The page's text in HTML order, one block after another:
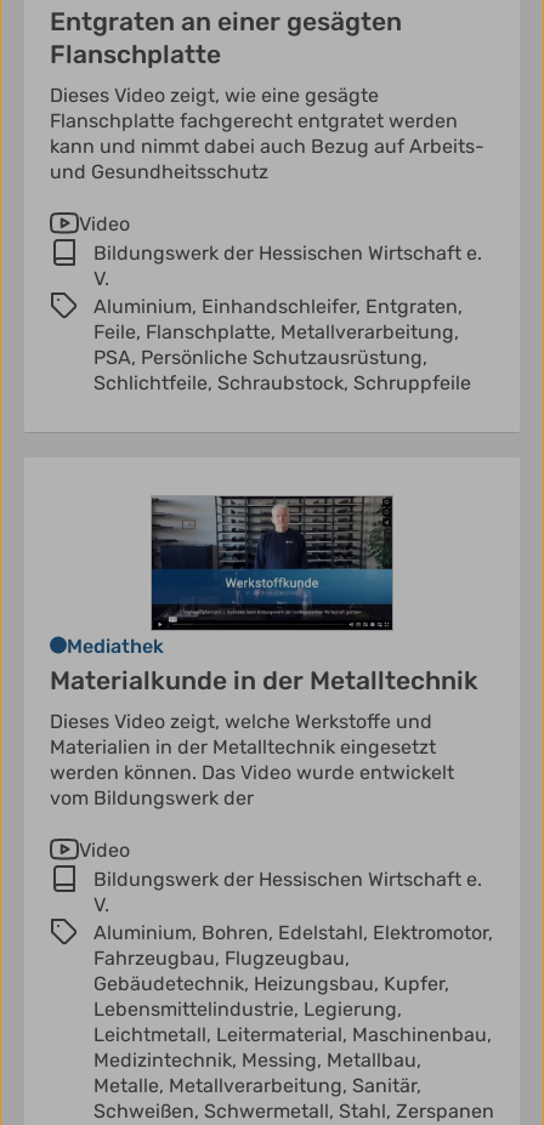
Entgraten an einer gesägten
Flanschplatte
Dieses Video zeigt, wie eine gesägte
Flanschplatte fachgerecht entgratet werden
kann und nimmt dabei auch Bezug auf Arbeits-
und Gesundheitsschutz
Video
Bildungswerk der Hessischen Wirtschaft e.
V.
Aluminium, Einhandschleifer, Entgraten,
Feile, Flanschplatte, Metallverarbeitung,
PSA, Persönliche Schutzausrüstung,
Schlichtfeile, Schraubstock, Schruppfeile
Mediathek
Materialkunde in der Metalltechnik
Dieses Video zeigt, welche Werkstoffe und
Materialien in der Metalltechnik eingesetzt
werden können. Das Video wurde entwickelt
vom Bildungswerk der
Video
Bildungswerk der Hessischen Wirtschaft e.
V.
Aluminium, Bohren, Edelstahl, Elektromotor,
Fahrzeugbau, Flugzeugbau,
Gebäudetechnik, Heizungsbau, Kupfer,
Lebensmittelindustrie, Legierung,
Leichtmetall, Leitermaterial, Maschinenbau,
Medizintechnik, Messing, Metallbau,
Metalle, Metallverarbeitung, Sanitär,
Schweißen, Schwermetall, Stahl, Zerspanen